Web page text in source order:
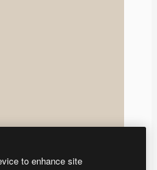
to enhance site